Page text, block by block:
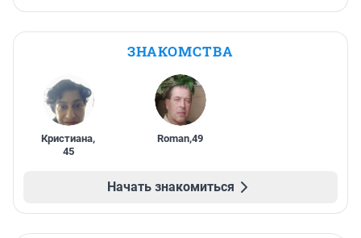
ЗНАКОМСТВА
Кристиана,
45
Roman,49
Начать знакомиться